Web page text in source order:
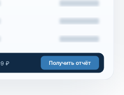
₽ Получить отчёт